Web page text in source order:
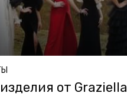
от Graziella